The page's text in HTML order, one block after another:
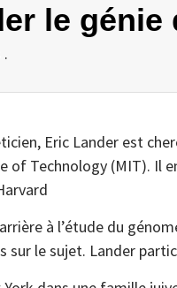
le génie
.
Eric Lander est
of Technology (MIT). Il
à l’étude du
sur le sujet. Lander